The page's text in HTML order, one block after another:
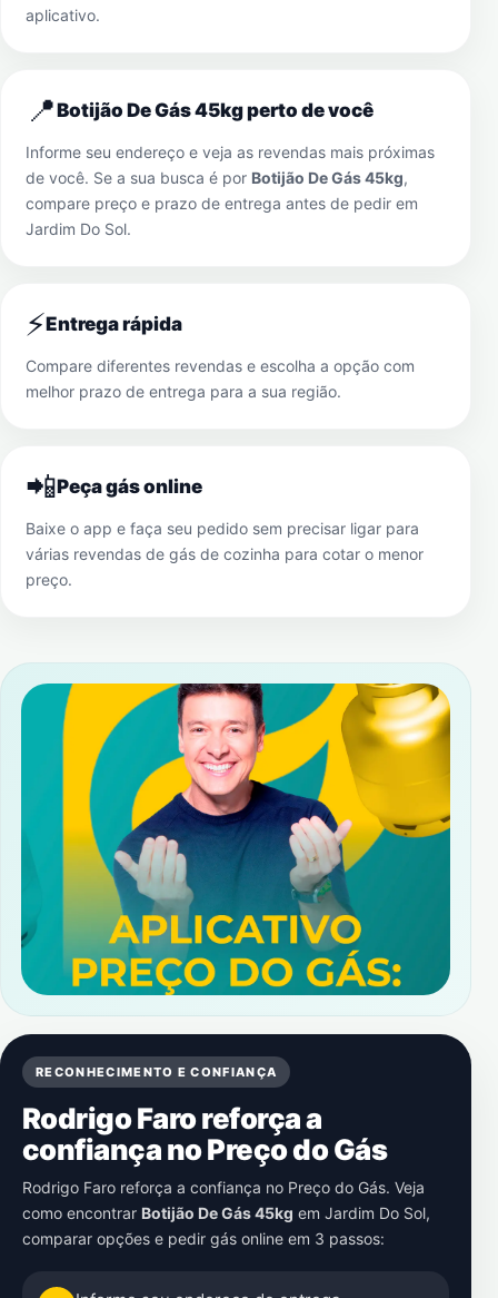
aplicativo.
📍Botijão De Gás 45kg perto de você
Informe seu endereço e veja as revendas mais próximas
de você. Se a sua busca é por Botijão De Gás 45kg,
compare preço e prazo de entrega antes de pedir em
Jardim Do Sol.
⚡Entrega rápida
Compare diferentes revendas e escolha a opção com
melhor prazo de entrega para a sua região.
📲Peça gás online
Baixe o app e faça seu pedido sem precisar ligar para
várias revendas de gás de cozinha para cotar o menor
preço.
RECONHECIMENTO E CONFIANÇA
Rodrigo Faro reforça a
confiança no Preço do Gás
Rodrigo Faro reforça a confiança no Preço do Gás. Veja
como encontrar Botijão De Gás 45kg em Jardim Do Sol,
comparar opções e pedir gás online em 3 passos: